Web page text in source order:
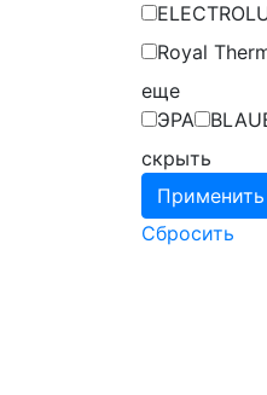
Royal
eще
ЭРА
скрыть
Применить
Сбросить